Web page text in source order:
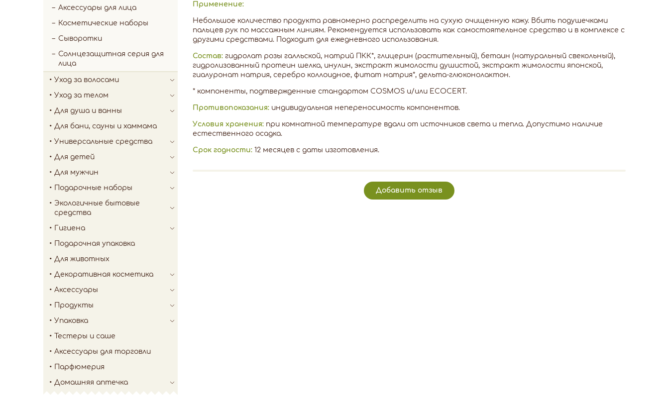
Аксессуары для лица
Косметические наборы
Сыворотки
Солнцезащитная серия для
лица
Уход за волосами
Уход за телом
Для душа и ванны
Для бани, сауны и хаммама
Универсальные средства
Для детей
Для мужчин
Подарочные наборы
Экологичные бытовые
средства
Гигиена
Подарочная упаковка
Для животных
Декоративная косметика
Аксессуары
Продукты
Упаковка
Тестеры и саше
Аксессуары для торговли
Парфюмерия
Домашняя аптечка
Применение:
Небольшое количество продукта равномерно распределить на сухую очищенную кожу. Вбить подушечками
пальцев рук по массажным линиям. Рекомендуется использовать как самостоятельное средство и в комплексе с
другими средствами. Подходит для ежедневного использования.
Состав: гидролат розы галльской, натрий ПКК*, глицерин (растительный), бетаин (натуральный свекольный),
гидролизованный протеин шелка, инулин, экстракт жимолости душистой, экстракт жимолости японской,
гиалуронат натрия, серебро коллоидное, фитат натрия*, дельта-глюконолактон.
* компоненты, подтвержденные стандартом COSMOS и/или ECOCERT.
Противопоказания: индивидуальная непереносимость компонентов.
Условия хранения: при комнатной температуре вдали от источников света и тепла. Допустимо наличие
естественного осадка.
Срок годности: 12 месяцев с даты изготовления.
Добавить отзыв